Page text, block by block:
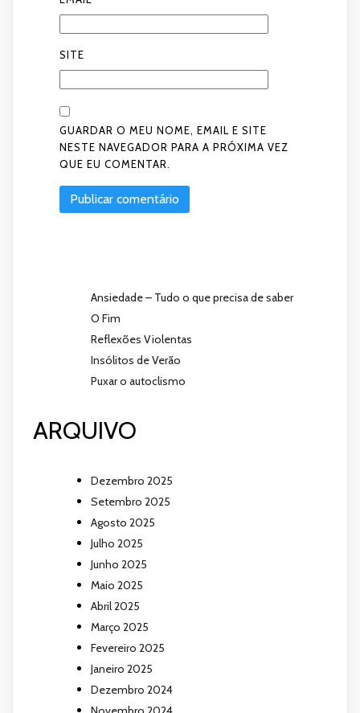
SITE
GUARDAR O MEU NOME, EMAIL E SITE
NESTE NAVEGADOR PARA A PRÓXIMA VEZ
QUE EU COMENTAR.
Ansiedade – Tudo o que precisa de saber
O Fim
Reflexões Violentas
Insólitos de Verão
Puxar o autoclismo
ARQUIVO
Dezembro 2025
Setembro 2025
Agosto 2025
Julho 2025
Junho 2025
Maio 2025
Abril 2025
Março 2025
Fevereiro 2025
Janeiro 2025
Dezembro 2024